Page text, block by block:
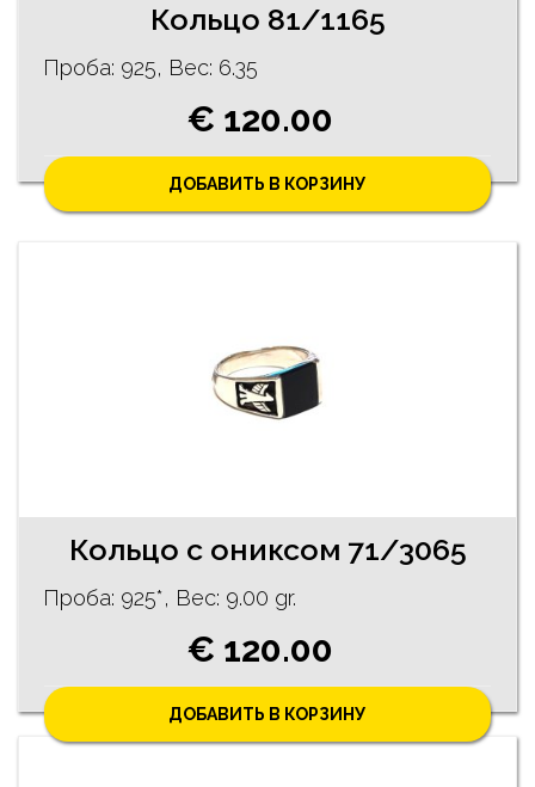
Кольцо 81/1165
Проба: 925, Bес: 6.35
€ 120.00
ДОБАВИТЬ В КОРЗИНУ
Кольцо с ониксом 71/3065
Проба: 925*, Bес: 9.00 gr.
€ 120.00
ДОБАВИТЬ В КОРЗИНУ